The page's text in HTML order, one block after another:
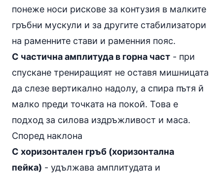
понеже носи рискове за контузия в малките
гръбни мускули и за другите стабилизатори
на раменните стави и раменния пояс.
С частична амплитуда в горна част - при
спускане трениращият не оставя мишницата
да слезе вертикално надолу, а спира пътя й
малко преди точката на покой. Това е
подход за силова издръжливост и маса.
Според наклона
С хоризонтален гръб (хоризонтална
пейка) - удължава амплитудата и